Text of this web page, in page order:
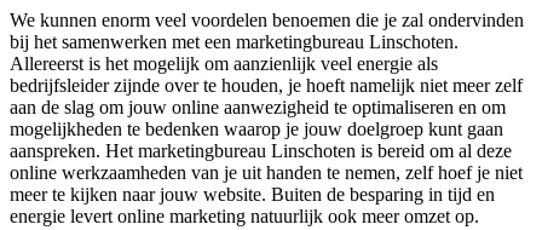
We kunnen enorm veel voordelen benoemen die je zal ondervinden
bij het samenwerken met een marketingbureau Linschoten.
Allereerst is het mogelijk om aanzienlijk veel energie als
bedrijfsleider zijnde over te houden, je hoeft namelijk niet meer zelf
aan de slag om jouw online aanwezigheid te optimaliseren en om
mogelijkheden te bedenken waarop je jouw doelgroep kunt gaan
aanspreken. Het marketingbureau Linschoten is bereid om al deze
online werkzaamheden van je uit handen te nemen, zelf hoef je niet
meer te kijken naar jouw website. Buiten de besparing in tijd en
energie levert online marketing natuurlijk ook meer omzet op.